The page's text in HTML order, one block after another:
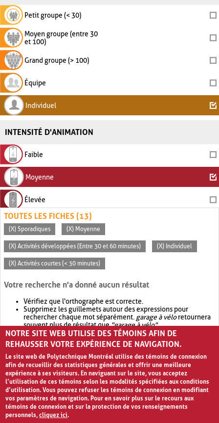
Petit groupe (< 30)
Moyen groupe (entre 30
et 100)
Grand groupe (> 100)
Équipe
Individuel
INTENSITÉ D'ANIMATION
Faible
Moyenne
Élevée
TOUTES LES FICHES (13)
(X) Sporadiques (X) Moyenne
(X) Activités développées (Entre 30 et 60 minutes) (X) Individuel
(X) Activités courtes (< 30 minutes)
Votre recherche n'a donné aucun résultat
Vérifiez que l'orthographe est correcte.
Supprimez les guillemets autour des expressions pour
rechercher chaque mot séparément. garage à véloretournera
souvent plus de résultat que"garage à vélo".
Envisagez d'élargir votre recherche avec OR.garage OR vélo
retournera souvent plus de résultat quegarage à vélo
NOTRE SITE WEB UTILISE DES TÉMOINS AFIN DE
REHAUSSER VOTRE EXPÉRIENCE DE NAVIGATION.
Le site web de Polytechnique Montréal utilise des témoins de connexion
afin de recueillir des statistiques générales et offrir une meilleure
expérience à ses visiteurs. En naviguant sur le site, vous acceptez
l’utilisation de ces témoins selon les modalités spécifiées aux conditions
d’utilisation. Vous pouvez refuser les témoins de connexion en modifiant
vos paramètres de navigation. Pour en savoir plus sur le recours aux
témoins de connexion et sur la protection de vos renseignements
personnels,cliquez ici.